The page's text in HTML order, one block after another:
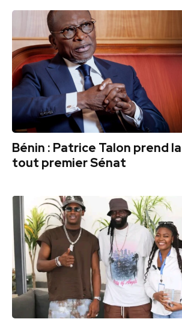
Bénin : Patrice Talon prend
tout premier Sénat